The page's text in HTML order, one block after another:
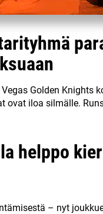
Golden Knights
ovat iloa silmälle.
helppo
– nyt